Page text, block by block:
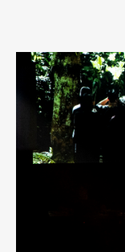
一句「我願意」終於
對相戀11年的情侶
平凡的婚姻生活中
的關係；害怕失去
現原來對方也同樣
同描繪了愛情中的
動人的樣貌。